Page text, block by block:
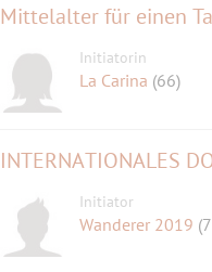
Mittelalter für einen
Initiatorin
La Carina (66)
INTERNATIONALES
Initiator
Wanderer 2019